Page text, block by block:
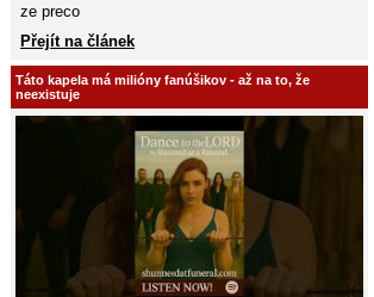
ze preco
Přejít na článek
Táto kapela má milióny fanúšikov - až na to, že
neexistuje